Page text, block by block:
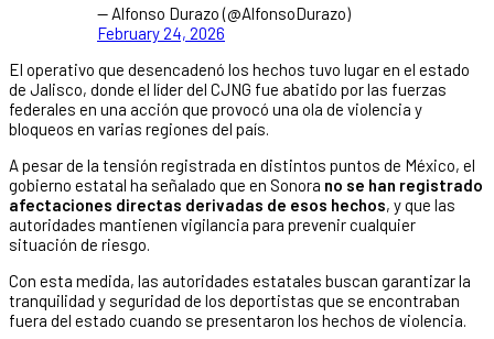
— Alfonso Durazo (@AlfonsoDurazo)
February 24, 2026
El operativo que desencadenó los hechos tuvo lugar en el estado
de Jalisco, donde el líder del CJNG fue abatido por las fuerzas
federales en una acción que provocó una ola de violencia y
bloqueos en varias regiones del país.
A pesar de la tensión registrada en distintos puntos de México, el
gobierno estatal ha señalado que en Sonora no se han registrado
afectaciones directas derivadas de esos hechos, y que las
autoridades mantienen vigilancia para prevenir cualquier
situación de riesgo.
Con esta medida, las autoridades estatales buscan garantizar la
tranquilidad y seguridad de los deportistas que se encontraban
fuera del estado cuando se presentaron los hechos de violencia.